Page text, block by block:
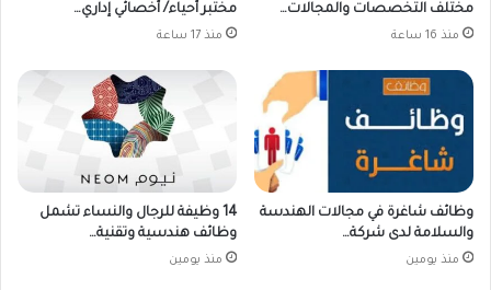
مختلف التخصصات والمجالات…
منذ 16 ساعة
مختبر أحياء/ أخصائي إداري…
منذ 17 ساعة
وظائف شاغرة في مجالات الهندسة
والسلامة لدى شركة…
منذ يومين
14 وظيفة للرجال والنساء تشمل
وظائف هندسية وتقنية…
منذ يومين